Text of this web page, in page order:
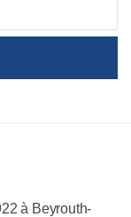
à Beyrouth-